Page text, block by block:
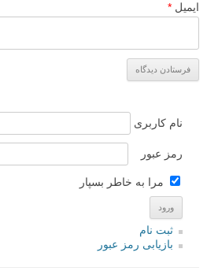
ایمیل *
نام کاربری
رمز عبور
مرا به خاطر بسپار
ثبت نام
بازیابی رمز عبور